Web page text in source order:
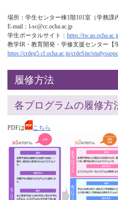
場所：学生センター棟1階101室（学務課
E-mail：l-sc@cc.ocha.ac.jp
学生ポータルサイト： https://
教学IR・教育開発・学修支援センター【
https://crdeg5.cf.ocha.ac.jp/crdeSite/
履修方法
各プログラムの履修方
PDFは こちら